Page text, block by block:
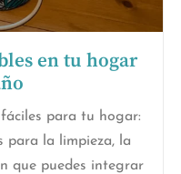
en tu hogar
para tu hogar:
para la limpieza, la
que puedes integrar